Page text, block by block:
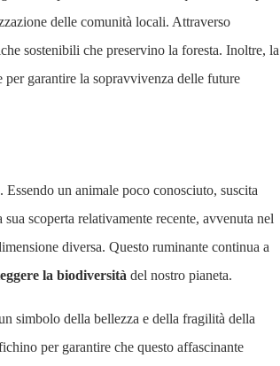
delle comunità locali. Attraverso
sostenibili che preservino la foresta. Inoltre, la
per garantire la sopravvivenza delle future
un animale poco conosciuto, suscita
scoperta relativamente recente, avvenuta nel
diversa. Questo ruminante continua a
la biodiversità del nostro pianeta.
simbolo della bellezza e della fragilità della
per garantire che questo affascinante